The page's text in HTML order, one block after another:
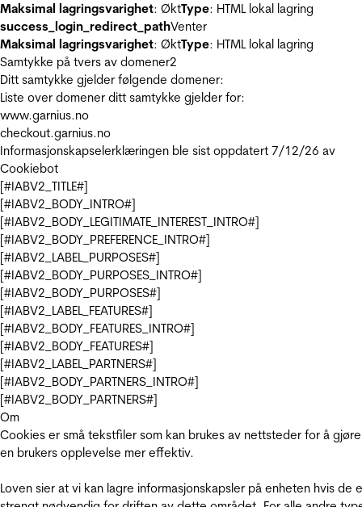
Maksimal lagringsvarighet: ØktType: HTML lokal lagring
success_login_redirect_pathVenter
Maksimal lagringsvarighet: ØktType: HTML lokal lagring
Samtykke på tvers av domener2
Ditt samtykke gjelder følgende domener:
Liste over domener ditt samtykke gjelder for:
www.garnius.no
checkout.garnius.no
Informasjonskapselerklæringen ble sist oppdatert 7/12/26 av
Cookiebot
[#IABV2_TITLE#]
[#IABV2_BODY_INTRO#]
[#IABV2_BODY_LEGITIMATE_INTEREST_INTRO#]
[#IABV2_BODY_PREFERENCE_INTRO#]
[#IABV2_LABEL_PURPOSES#]
[#IABV2_BODY_PURPOSES_INTRO#]
[#IABV2_BODY_PURPOSES#]
[#IABV2_LABEL_FEATURES#]
[#IABV2_BODY_FEATURES_INTRO#]
[#IABV2_BODY_FEATURES#]
[#IABV2_LABEL_PARTNERS#]
[#IABV2_BODY_PARTNERS_INTRO#]
[#IABV2_BODY_PARTNERS#]
Om
Cookies er små tekstfiler som kan brukes av nettsteder for å gjøre
en brukers opplevelse mer effektiv.
Loven sier at vi kan lagre informasjonskapsler på enheten hvis de